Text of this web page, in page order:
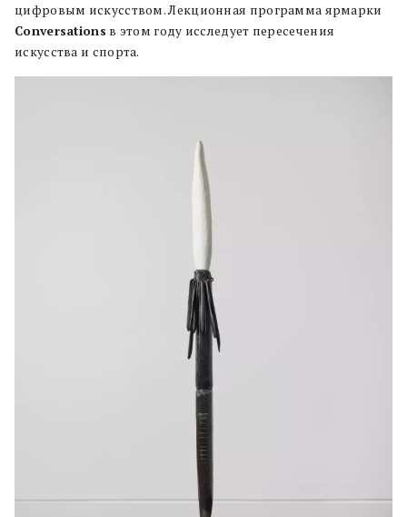
цифровым искусством. Лекционная программа ярмарки
Conversations в этом году исследует пересечения
искусства и спорта.